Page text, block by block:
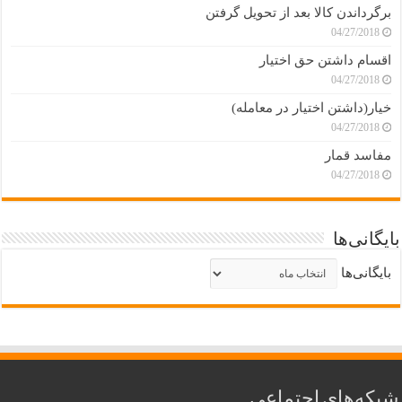
برگرداندن کالا بعد از تحویل گرفتن
04/27/2018
اقسام داشتن حق اختیار
04/27/2018
خیار(داشتن اختیار در معامله)
04/27/2018
مفاسد قمار
04/27/2018
بایگانی‌ها
بایگانی‌ها